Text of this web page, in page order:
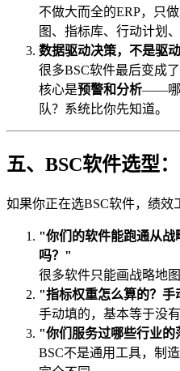
不做大而全的ERP，只
图、指标库、行动计划
数据驱动决策，不是驱
很多BSC软件最后变成
核心是预警和分析——哪
队？系统比你先知道。
五、BSC软件选型
如果你正在选BSC软件，绩效
"你们的软件能跑通从战
吗？"
很多软件只能画战略地
"指标权重怎么算的？手
手动填的，基本等于没有
"你们服务过哪些行业的
BSC不是通用工具，制